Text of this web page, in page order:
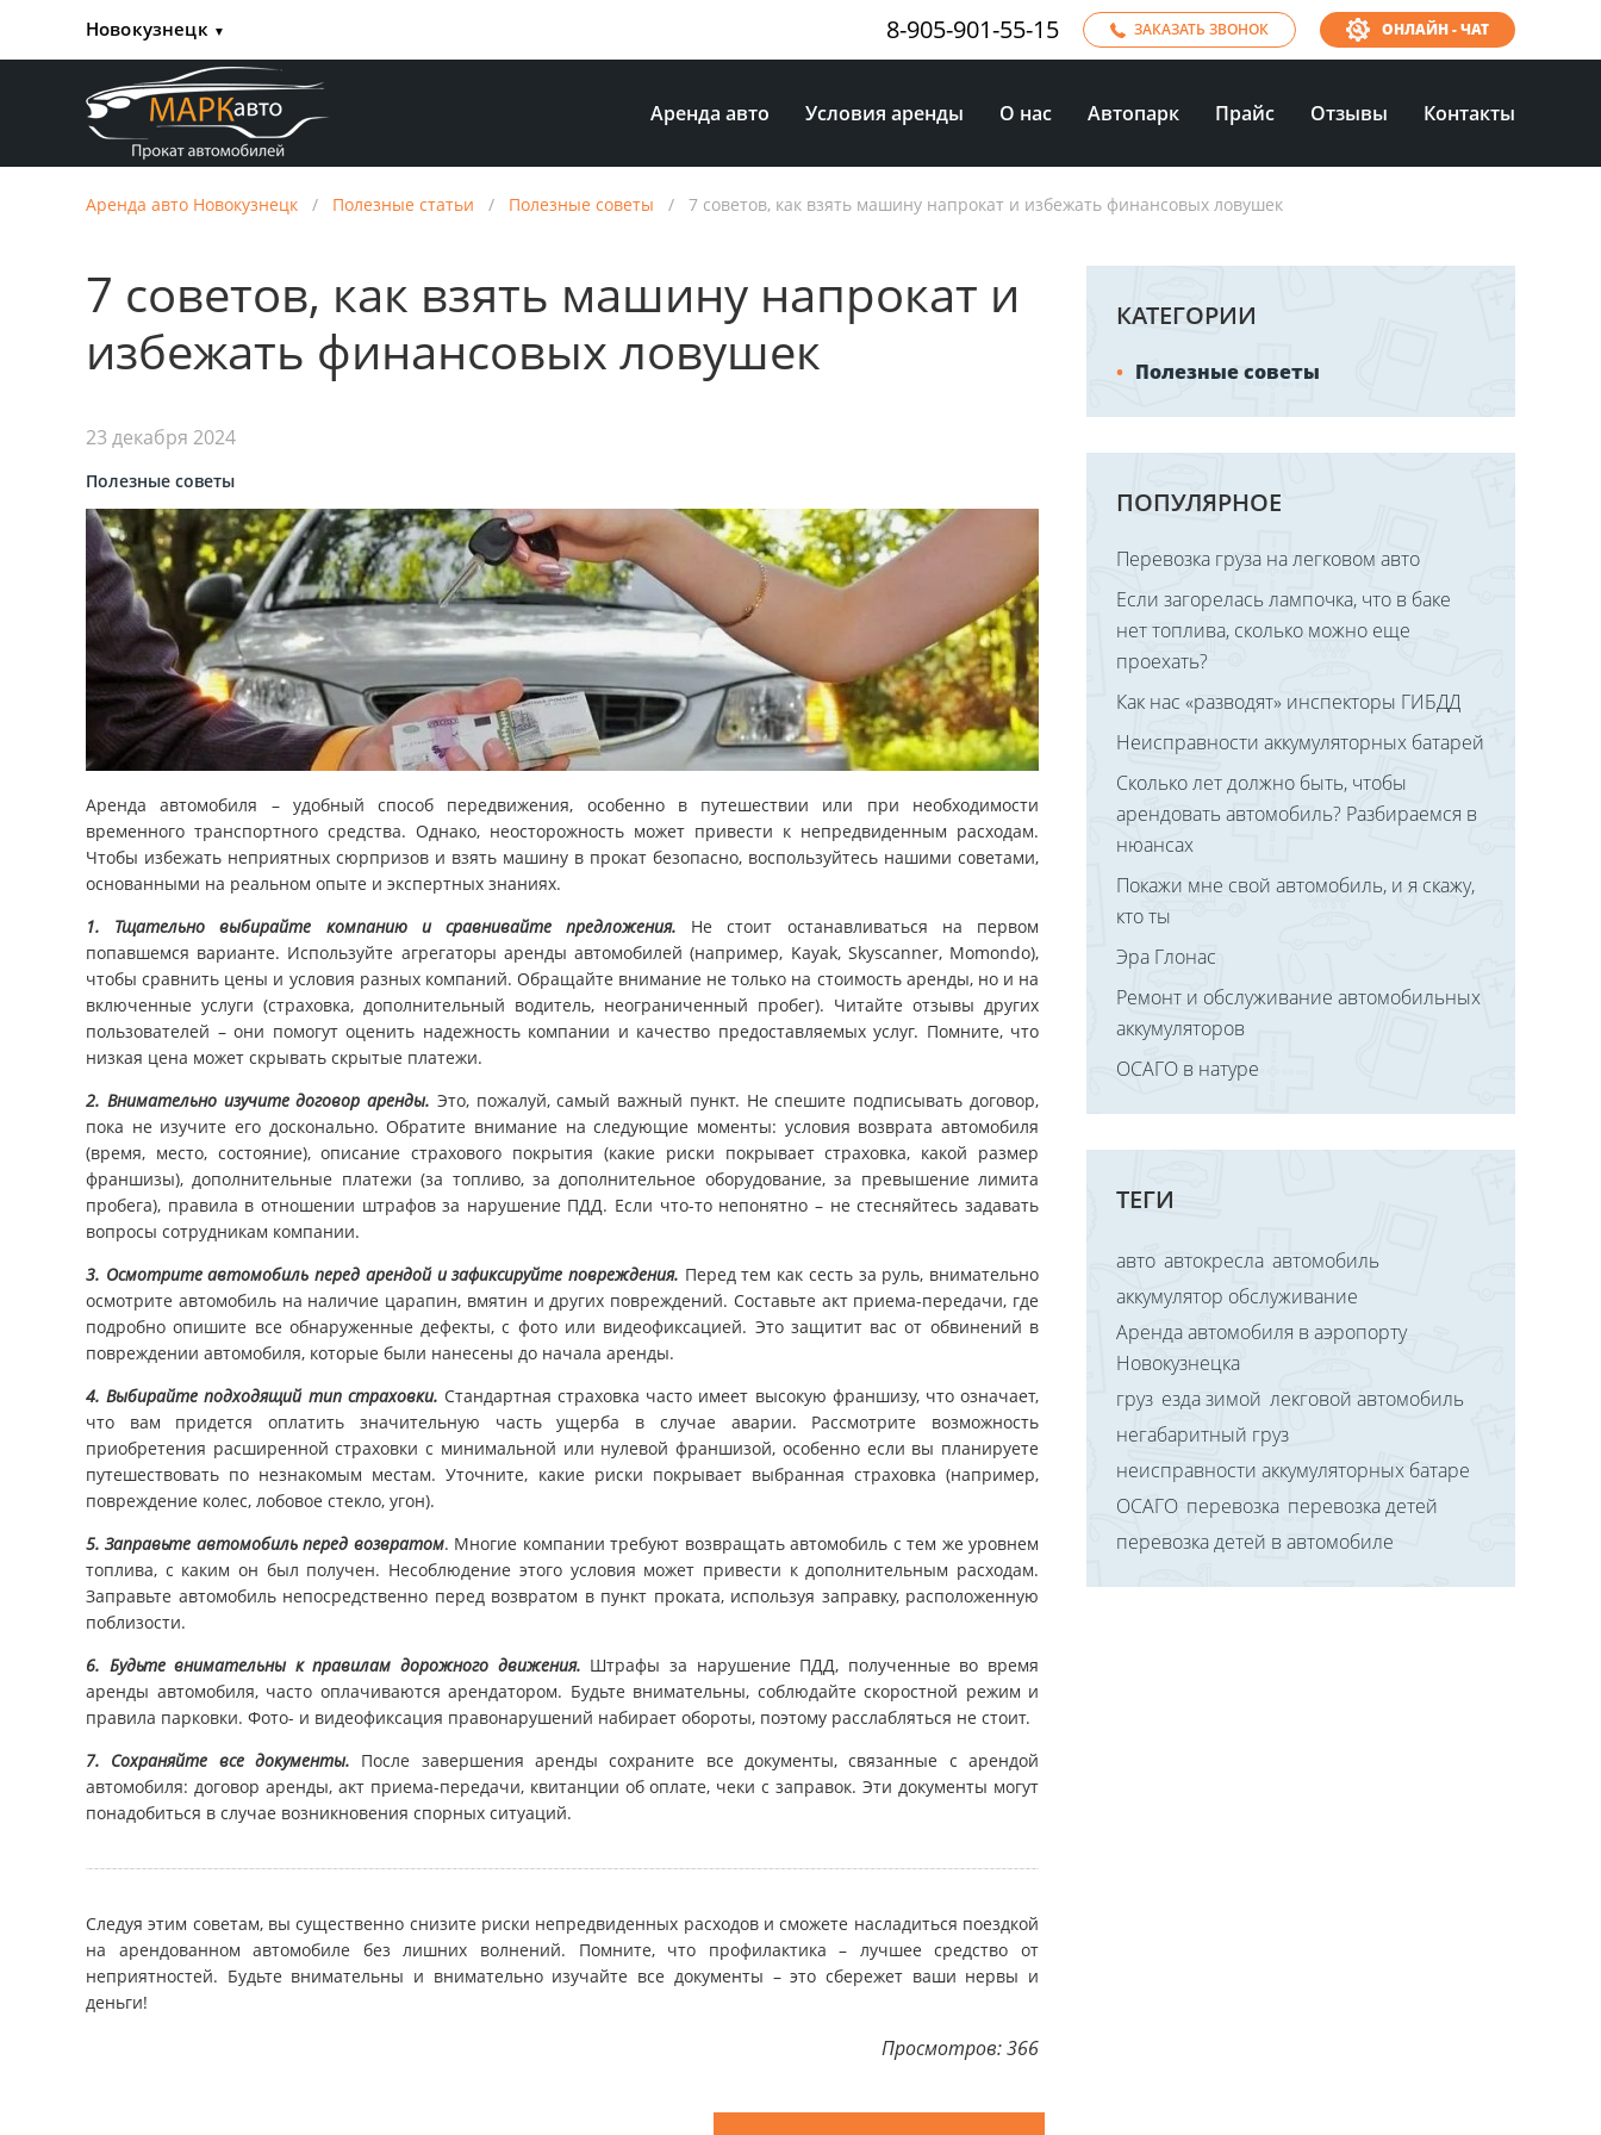
Новокузнецк ▼ 8-905-901-55-15 ЗАКАЗАТЬ ЗВОНОК ОНЛАЙН - ЧАТ
Аренда авто Условия аренды О нас Автопарк Прайс Отзывы Контакты
Аренда авто Новокузнецк / Полезные статьи / Полезные советы / 7 советов, как взять машину напрокат и избежать финансовых ловушек
КАТЕГОРИИ
Полезные советы
ПОПУЛЯРНОЕ
Перевозка груза на легковом авто
Если загорелась лампочка, что в баке
нет топлива, сколько можно еще
проехать?
Как нас «разводят» инспекторы ГИБДД
Неисправности аккумуляторных батарей
Сколько лет должно быть, чтобы
арендовать автомобиль? Разбираемся в
нюансах
Покажи мне свой автомобиль, и я скажу,
кто ты
Эра Глонас
Ремонт и обслуживание автомобильных
аккумуляторов
ОСАГО в натуре
ТЕГИ
авто автокресла автомобиль
аккумулятор обслуживание
Аренда автомобиля в аэропорту
Новокузнецка
груз езда зимой лекговой автомобиль
негабаритный груз
неисправности аккумуляторных батаре
ОСАГО перевозка перевозка детей
перевозка детей в автомобиле
7 советов, как взять машину напрокат и
избежать финансовых ловушек
23 декабря 2024
Полезные советы
Аренда автомобиля – удобный способ передвижения, особенно в путешествии или при необходимости
временного транспортного средства. Однако, неосторожность может привести к непредвиденным расходам.
Чтобы избежать неприятных сюрпризов и взять машину в прокат безопасно, воспользуйтесь нашими советами,
основанными на реальном опыте и экспертных знаниях.
1. Тщательно выбирайте компанию и сравнивайте предложения. Не стоит останавливаться на первом
попавшемся варианте. Используйте агрегаторы аренды автомобилей (например, Kayak, Skyscanner, Momondo),
чтобы сравнить цены и условия разных компаний. Обращайте внимание не только на стоимость аренды, но и на
включенные услуги (страховка, дополнительный водитель, неограниченный пробег). Читайте отзывы других
пользователей – они помогут оценить надежность компании и качество предоставляемых услуг. Помните, что
низкая цена может скрывать скрытые платежи.
2. Внимательно изучите договор аренды. Это, пожалуй, самый важный пункт. Не спешите подписывать договор,
пока не изучите его досконально. Обратите внимание на следующие моменты: условия возврата автомобиля
(время, место, состояние), описание страхового покрытия (какие риски покрывает страховка, какой размер
франшизы), дополнительные платежи (за топливо, за дополнительное оборудование, за превышение лимита
пробега), правила в отношении штрафов за нарушение ПДД. Если что-то непонятно – не стесняйтесь задавать
вопросы сотрудникам компании.
3. Осмотрите автомобиль перед арендой и зафиксируйте повреждения. Перед тем как сесть за руль, внимательно
осмотрите автомобиль на наличие царапин, вмятин и других повреждений. Составьте акт приема-передачи, где
подробно опишите все обнаруженные дефекты, с фото или видеофиксацией. Это защитит вас от обвинений в
повреждении автомобиля, которые были нанесены до начала аренды.
4. Выбирайте подходящий тип страховки. Стандартная страховка часто имеет высокую франшизу, что означает,
что вам придется оплатить значительную часть ущерба в случае аварии. Рассмотрите возможность
приобретения расширенной страховки с минимальной или нулевой франшизой, особенно если вы планируете
путешествовать по незнакомым местам. Уточните, какие риски покрывает выбранная страховка (например,
повреждение колес, лобовое стекло, угон).
5. Заправьте автомобиль перед возвратом. Многие компании требуют возвращать автомобиль с тем же уровнем
топлива, с каким он был получен. Несоблюдение этого условия может привести к дополнительным расходам.
Заправьте автомобиль непосредственно перед возвратом в пункт проката, используя заправку, расположенную
поблизости.
6. Будьте внимательны к правилам дорожного движения. Штрафы за нарушение ПДД, полученные во время
аренды автомобиля, часто оплачиваются арендатором. Будьте внимательны, соблюдайте скоростной режим и
правила парковки. Фото- и видеофиксация правонарушений набирает обороты, поэтому расслабляться не стоит.
7. Сохраняйте все документы. После завершения аренды сохраните все документы, связанные с арендой
автомобиля: договор аренды, акт приема-передачи, квитанции об оплате, чеки с заправок. Эти документы могут
понадобиться в случае возникновения спорных ситуаций.
Следуя этим советам, вы существенно снизите риски непредвиденных расходов и сможете насладиться поездкой
на арендованном автомобиле без лишних волнений. Помните, что профилактика – лучшее средство от
неприятностей. Будьте внимательны и внимательно изучайте все документы – это сбережет ваши нервы и
деньги!
Просмотров: 366